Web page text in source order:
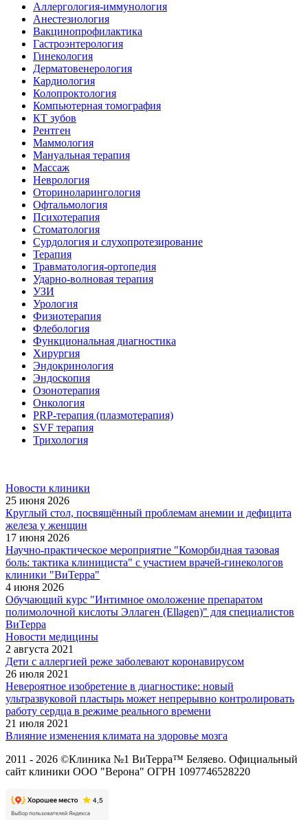
Аллергология-иммунология
Анестезиология
Вакцинопрофилактика
Гастроэнтерология
Гинекология
Дерматовенерология
Кардиология
Колопроктология
Компьютерная томография
КТ зубов
Рентген
Маммология
Мануальная терапия
Массаж
Неврология
Оториноларингология
Офтальмология
Психотерапия
Стоматология
Сурдология и слухопротезирование
Терапия
Травматология-ортопедия
Ударно-волновая терапия
УЗИ
Урология
Физиотерапия
Флебология
Функциональная диагностика
Хирургия
Эндокринология
Эндоскопия
Озонотерапия
Онкология
PRP-терапия (плазмотерапия)
SVF терапия
Трихология
Новости клиники
25 июня 2026
Круглый стол, посвящённый проблемам анемии и дефицита
железа у женщин
17 июня 2026
Научно-практическое мероприятие "Коморбидная тазовая
боль: тактика клинициста" с участием врачей-гинекологов
клиники "ВиТерра"
4 июня 2026
Обучающий курс "Интимное омоложение препаратом
полимолочной кислоты Эллаген (Ellagen)" для специалистов
ВиТерра
Новости медицины
2 августа 2021
Дети с аллергией реже заболевают коронавирусом
26 июля 2021
Невероятное изобретение в диагностике: новый
ультразвуковой пластырь может непрерывно контролировать
работу сердца в режиме реального времени
21 июля 2021
Влияние изменения климата на здоровье мозга
2011 - 2026 ©Клиника №1 ВиТерра™ Беляево. Официальный
сайт клиники ООО "Верона" ОГРН 1097746528220